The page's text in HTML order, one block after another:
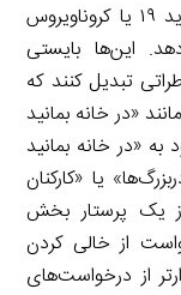
استراتژی‌های اطلاع‌رسانی مخاطره برای کووید ۱۹ یا کروناویروس
این‌ها بایستی
به مخاطراتی تبدیل کنند که
«در خانه بمانید
به «در خانه بمانید
یا «کارکنان
یک پرستار بخش
از خالی کردن
از درخواست‌های